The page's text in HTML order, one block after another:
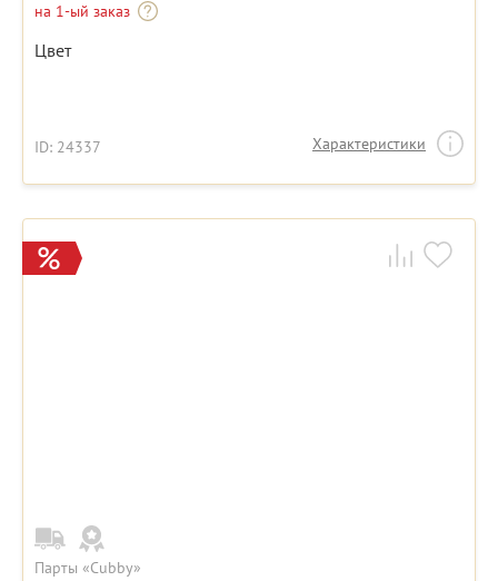
на 1-ый заказ
Цвет
ID: 24337 Характеристики
Парты «Cubby»